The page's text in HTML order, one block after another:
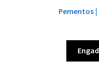
Pementos|